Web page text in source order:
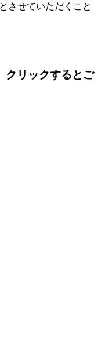
させていただくこと
クリックするとご